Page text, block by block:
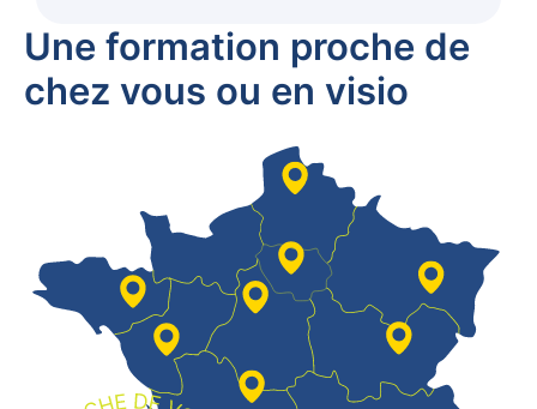
Une formation proche de
chez vous ou en visio